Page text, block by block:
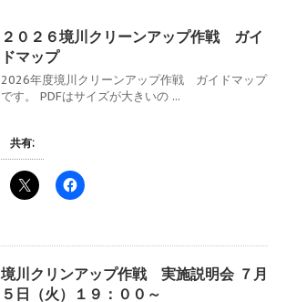
２０２６境川クリーンアップ作戦 ガイ
ドマップ
2026年度境川クリーンアップ作戦 ガイドマップ
です。 PDFはサイズが大きいの ...
共有:
境川クリンアップ作戦 実施説明会 ７月
５日（火）１９：００～